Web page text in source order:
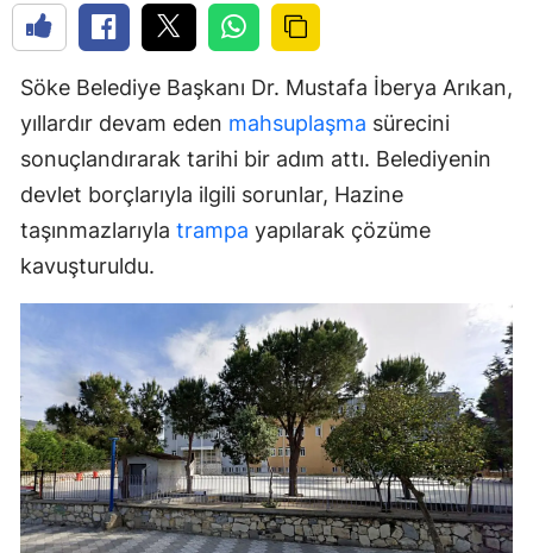
Söke Belediye Başkanı Dr. Mustafa İberya Arıkan,
yıllardır devam eden mahsuplaşma sürecini
sonuçlandırarak tarihi bir adım attı. Belediyenin
devlet borçlarıyla ilgili sorunlar, Hazine
taşınmazlarıyla trampa yapılarak çözüme
kavuşturuldu.